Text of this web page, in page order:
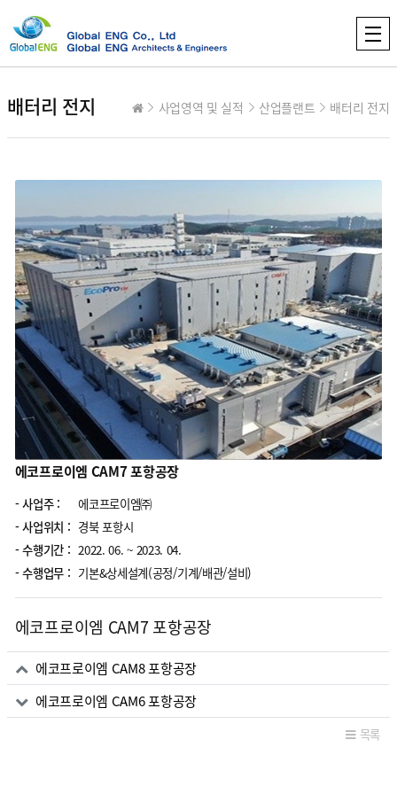
배터리 전지 사업영역 및 실적 산업플랜트 배터리 전지
컨텐츠 정보
본문
에코프로이엠 CAM7 포항공장
- 사업주 :
에코프로이엠㈜
- 사업위치 : 경북 포항시
- 수행기간 : 2022. 06. ~ 2023. 04.
- 수행업무 : 기본&상세설계(공정/기계/배관/설비)
에코프로이엠 CAM7 포항공장
관련자료
에코프로이엠 CAM8 포항공장
에코프로이엠 CAM6 포항공장
목록